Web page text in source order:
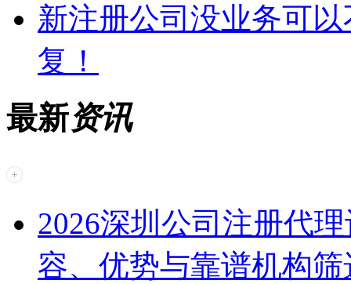
新注册公司没业务可
复！
最新资讯
2026深圳公司注册代
容、优势与靠谱机构筛